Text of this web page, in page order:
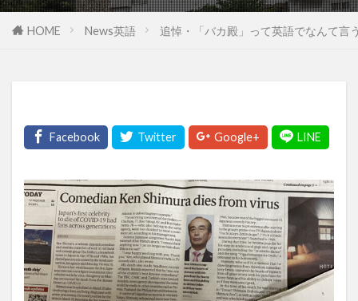
HOME News英語 追悼・「バカ殿」って英語でなんて言